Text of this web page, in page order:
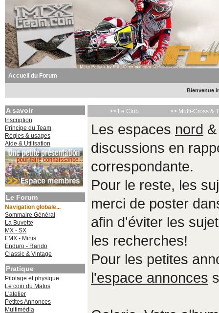
Accueil du Forum
Bienvenue
A savoir
Inscription
Principe du Team
Règles & usages
Aide & Utilisation
Le Forum
Navigation globale...
Sommaire Général
La Buvette
MX - SX
FMX - Minis
Enduro - Rando
Classic & Vintage
Pratique
Pilotage et physique
Le coin du Matos
L'atelier
Petites Annonces
Multimédia
>> Le Club >> Multi-Cross &
Les espaces nord
discussions en
correspondante.
Pour le reste, les
merci de poster
afin d'éviter les
les recherches!
Pour les petites
l'espace annonces